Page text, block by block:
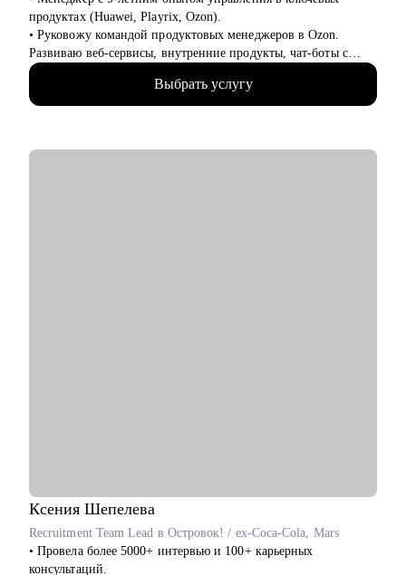
продуктах (Huawei, Playrix, Ozon).
• Руковожу командой продуктовых менеджеров в Ozon.
Развиваю веб-сервисы, внутренние продукты, чат-боты с
применением LLM.
• Внедряю использование данных, как продукт.
• Провел более 700 консультаций на карьерные и
Выбрать услугу
Ксения Шепелева
Recruitment Team Lead в Островок! / ex-Coca-Cola, Mars
• Провела более 5000+ интервью и 100+ карьерных
консультаций.